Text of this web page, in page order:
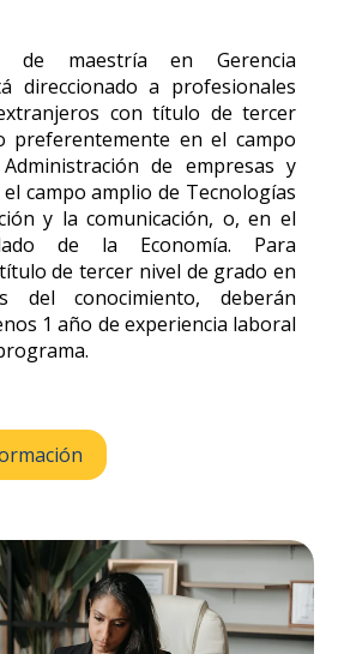
de maestría en Gerencia
direccionado a profesionales
con título de tercer
preferentemente en el campo
de empresas y
campo amplio de Tecnologías
y la comunicación, o, en el
de la Economía. Para
de tercer nivel de grado en
del conocimiento, deberán
1 año de experiencia laboral